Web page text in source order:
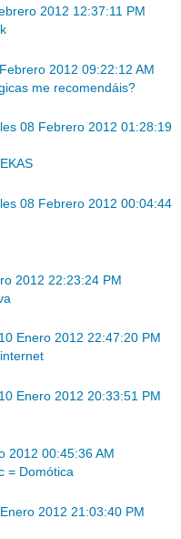
2012 12:37:11 PM
2012 09:22:12 AM
me recomendáis?
08 Febrero 2012 01:28:19
08 Febrero 2012 00:04:44
2012 22:23:24 PM
Enero 2012 22:47:20 PM
Enero 2012 20:33:51 PM
2012 00:45:36 AM
= Domótica
2012 21:03:40 PM